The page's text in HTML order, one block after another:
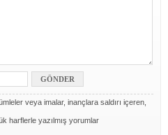
veya imalar, inançlara saldırı içeren,
harflerle yazılmış yorumlar